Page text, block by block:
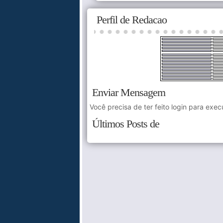
Perfil de Redacao
Enviar Mensagem
Você precisa de ter feito login para
Últimos Posts de